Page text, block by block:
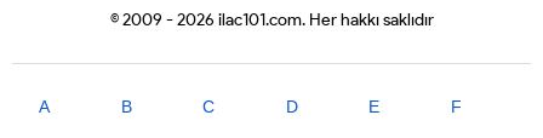
© 2009 - 2026 ilac101.com. Her hakkı saklıdır
A B C D E F